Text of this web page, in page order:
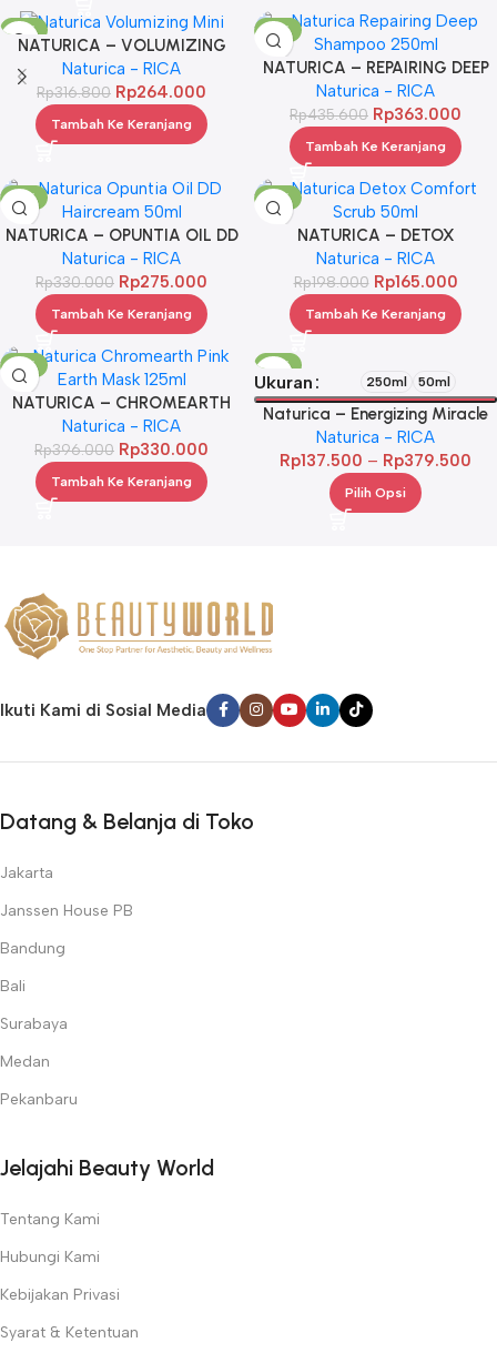
-17%
NATURICA – VOLUMIZING
MINIS 2*50ML
Naturica - RICA
Rp316.800 Rp264.000
Tambah Ke Keranjang
-17%
NATURICA – REPAIRING DEEP
SHP 250ML
Naturica - RICA
Rp435.600 Rp363.000
Tambah Ke Keranjang
-17%
NATURICA – OPUNTIA OIL DD
HAIRCREAM 50ML
Naturica - RICA
Rp330.000 Rp275.000
Tambah Ke Keranjang
-17%
NATURICA – DETOX
COMFORT SCRUB 50ML
Naturica - RICA
Rp198.000 Rp165.000
Tambah Ke Keranjang
-17%
NATURICA – CHROMEARTH
PINK EARTH MASK 125 ML
Naturica - RICA
Rp396.000 Rp330.000
Tambah Ke Keranjang
-17%
Ukuran 250ml 50ml
Naturica – Energizing Miracle
Shampoo
Naturica - RICA
Rp137.500 – Rp379.500
Pilih Opsi
Ikuti Kami di Sosial Media
Datang & Belanja di Toko
Jakarta
Janssen House PB
Bandung
Bali
Surabaya
Medan
Pekanbaru
Jelajahi Beauty World
Tentang Kami
Hubungi Kami
Kebijakan Privasi
Syarat & Ketentuan